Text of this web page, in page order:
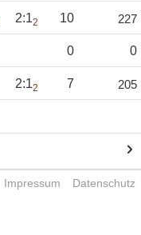
2:12 10 227
0 0
2:12 7 205
Impressum Datenschutz